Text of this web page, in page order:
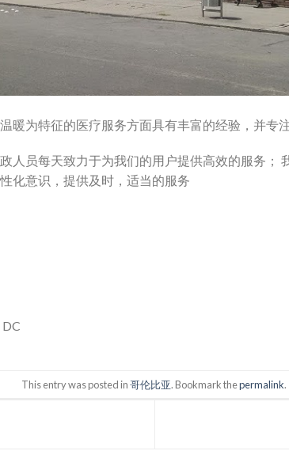
暖为特征的医疗服务方面具有丰富的经验，并专
人员每天致力于为我们的用户提供高效的服务；
化意识，提供及时，适当的服务
This entry was posted in哥伦比亚. Bookmark thepermalink.